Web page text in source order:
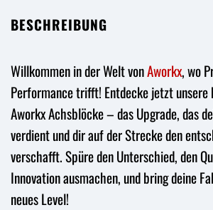
BESCHREIBUNG
Willkommen in der Welt vonAworkx, wo
Performance trifft! Entdecke jetzt
Aworkx Achsblöcke – das Upgrade, das
verdient und dir auf der Strecke den
verschafft. Spüre den Unterschied, den
Innovation ausmachen, und bring deine
neues Level!